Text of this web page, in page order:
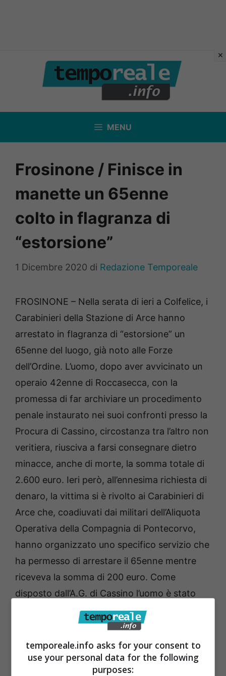
contenuto
MENU
Frosinone / Finisce in
manette un 65enne
colto in flagranza di
“estorsione”
1 Dicembre 2020 di Redazione Temporeale
FROSINONE – Nella serata di ieri a Colfelice, i
Carabinieri della Stazione di Arce hanno
arrestato in flagranza di “estorsione” un
65enne del luogo, già noto alle Forze
dell’Ordine. L’uomo, dopo aver avvicinato un
operaio 42enne di Roccasecca, con la
promessa di far archiviare un procedimento
penale instaurato nei suoi confronti presso la
Procura di Cassino, circostanza tra l’altro non
veritiera, riusciva a farsi consegnare dietro
minacce, anche di morte, la somma totale di
2.600 euro. Ieri però, all’ennesima richiesta di
denaro, la vittima si è rivolto ai Carabinieri di
Arce che, coadiuvati dai militari dell’Aliquota
Operativa della Compagnia di Pontecorvo,
hanno organizzato uno specifico servizio che
ha permesso di arrestare il 65enne mentre
riceveva la somma di 200 euro. Come
disposto dall’A.G. di Cassino l’uomo è stato
tradotto presso il carcere di Isernia.
temporeale.info asks for your consent to
use your personal data for the following
purposes: